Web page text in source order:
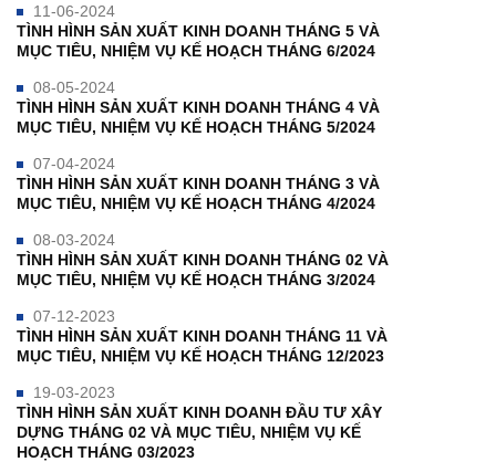
11-06-2024
TÌNH HÌNH SẢN XUẤT KINH DOANH THÁNG 5 VÀ
MỤC TIÊU, NHIỆM VỤ KẾ HOẠCH THÁNG 6/2024
08-05-2024
TÌNH HÌNH SẢN XUẤT KINH DOANH THÁNG 4 VÀ
MỤC TIÊU, NHIỆM VỤ KẾ HOẠCH THÁNG 5/2024
07-04-2024
TÌNH HÌNH SẢN XUẤT KINH DOANH THÁNG 3 VÀ
MỤC TIÊU, NHIỆM VỤ KẾ HOẠCH THÁNG 4/2024
08-03-2024
TÌNH HÌNH SẢN XUẤT KINH DOANH THÁNG 02 VÀ
MỤC TIÊU, NHIỆM VỤ KẾ HOẠCH THÁNG 3/2024
07-12-2023
TÌNH HÌNH SẢN XUẤT KINH DOANH THÁNG 11 VÀ
MỤC TIÊU, NHIỆM VỤ KẾ HOẠCH THÁNG 12/2023
19-03-2023
TÌNH HÌNH SẢN XUẤT KINH DOANH ĐẦU TƯ XÂY
DỰNG THÁNG 02 VÀ MỤC TIÊU, NHIỆM VỤ KẾ
HOẠCH THÁNG 03/2023